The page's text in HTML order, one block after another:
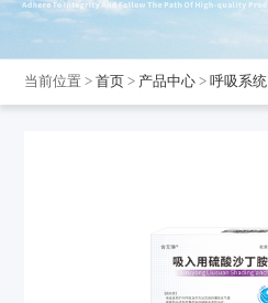
当前位置 > 首页 > 产品中心 >呼吸系统